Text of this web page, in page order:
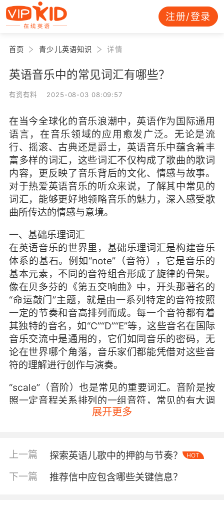
注册/登录
首页 青少儿英语知识 详情
英语音乐中的常见词汇有哪些？
有资有料 2025-08-03 08:09:57
在当今全球化的音乐浪潮中，英语作为国际通用
语言，在音乐领域的应用愈发广泛。无论是流
行、摇滚、古典还是爵士，英语音乐中蕴含着丰
富多样的词汇，这些词汇不仅构成了歌曲的歌词
内容，更反映了音乐背后的文化、情感与故事。
对于热爱英语音乐的听众来说，了解其中常见的
词汇，能够更好地领略音乐的魅力，深入感受歌
曲所传达的情感与意境。
一、基础乐理词汇
在英语音乐的世界里，基础乐理词汇是构建音乐
体系的基石。例如“note”（音符），它是音乐的
基本元素，不同的音符组合形成了旋律的骨架。
像在贝多芬的《第五交响曲》中，开头那著名的
“命运敲门”主题，就是由一系列特定的音符按照
一定的节奏和音高排列而成。每一个音符都有着
其独特的音名，如“C”“D”“E”等，这些音名在国际
音乐交流中是通用的，它们如同音乐的密码，无
论在世界哪个角落，音乐家们都能凭借对这些音
符的理解进行创作与演奏。
“scale”（音阶）也是常见的重要词汇。音阶是按
照一定音程关系排列的一组音符，常见的有大调
音阶和小调音阶。在英语歌曲中，很多旋律都是
阔的音程特点来营造出温馨、舒缓的氛围。而一
音阶，通过其特有的黯淡、含蓄的音程组合来表
展开更多
上一篇 探索英语儿歌中的押韵与节奏？ HOT
下一篇 推荐信中应包含哪些关键信息？